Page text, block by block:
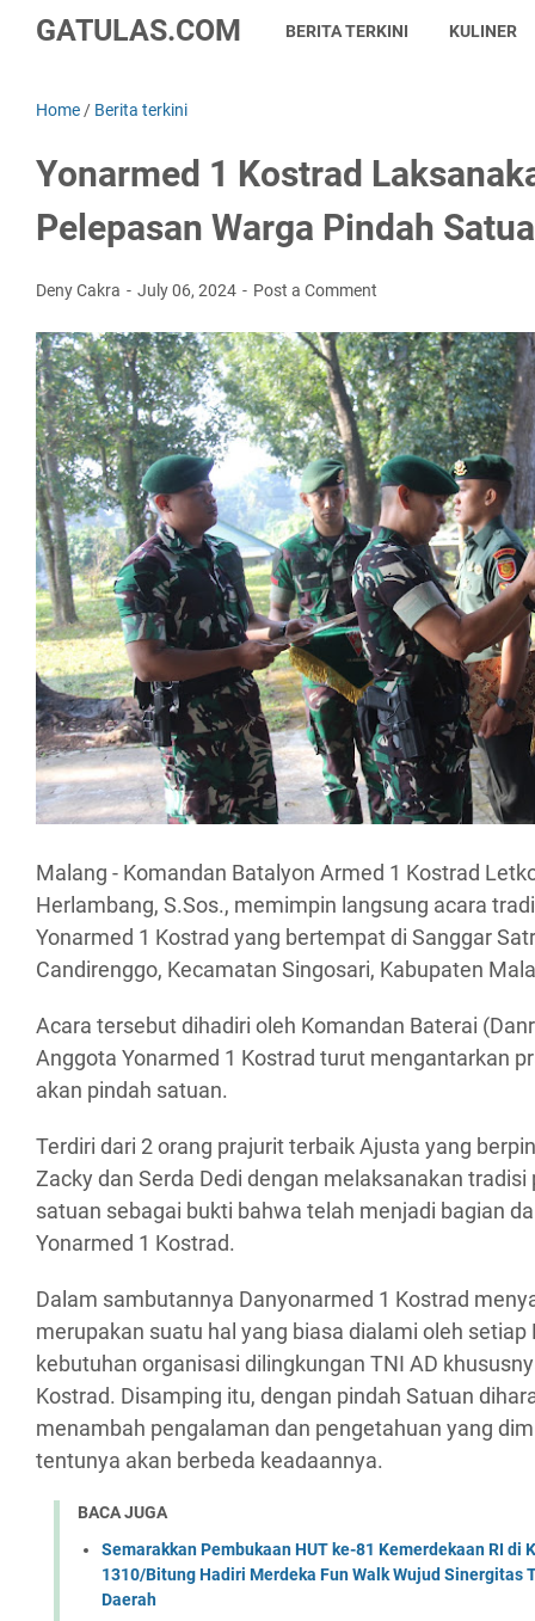
GATULAS.COM BERITA TERKINI KULINER
Home / Berita terkini
Yonarmed 1 Kostrad
Pelepasan Warga Pindah
Deny Cakra July 06, 2024 Post a Comment
Malang - Komandan Batalyon Armed 1 Kostrad
Herlambang, S.Sos., memimpin langsung acara
Yonarmed 1 Kostrad yang bertempat di Sanggar
Candirenggo, Kecamatan Singosari, Kabupaten
Acara tersebut dihadiri oleh Komandan Baterai
Anggota Yonarmed 1 Kostrad turut mengantarkan
akan pindah satuan.
Terdiri dari 2 orang prajurit terbaik Ajusta yang
Zacky dan Serda Dedi dengan melaksanakan
satuan sebagai bukti bahwa telah menjadi bagian
Yonarmed 1 Kostrad.
Dalam sambutannya Danyonarmed 1 Kostrad
merupakan suatu hal yang biasa dialami oleh setiap
kebutuhan organisasi dilingkungan TNI AD
Kostrad. Disamping itu, dengan pindah Satuan
menambah pengalaman dan pengetahuan yang
tentunya akan berbeda keadaannya.
BACA JUGA
Semarakkan Pembukaan HUT ke-81 Kemerdekaan RI di
1310/Bitung Hadiri Merdeka Fun Walk Wujud Sinergitas
Daerah